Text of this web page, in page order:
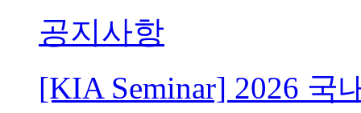
공지사항
[KIA Seminar] 2026 국